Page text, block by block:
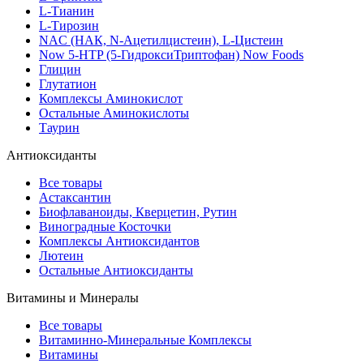
L-Тианин
L-Тирозин
NAC (НАК, N-Ацетилцистеин), L-Цистеин
Now 5-HTP (5-ГидроксиТриптофан) Now Foods
Глицин
Глутатион
Комплексы Аминокислот
Остальные Аминокислоты
Таурин
Антиоксиданты
Все товары
Астаксантин
Биофлаваноиды, Кверцетин, Рутин
Виноградные Косточки
Комплексы Антиоксидантов
Лютеин
Остальные Антиоксиданты
Витамины и Минералы
Все товары
Витаминно-Минеральные Комплексы
Витамины